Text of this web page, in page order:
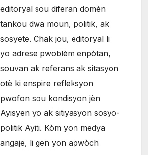
editoryal sou diferan domèn
tankou dwa moun, politik, ak
sosyete. Chak jou, editoryal li
yo adrese pwoblèm enpòtan,
souvan ak referans ak sitasyon
otè ki enspire refleksyon
pwofon sou kondisyon jèn
Ayisyen yo ak sitiyasyon sosyo-
politik Ayiti. Kòm yon medya
angaje, li gen yon apwòch